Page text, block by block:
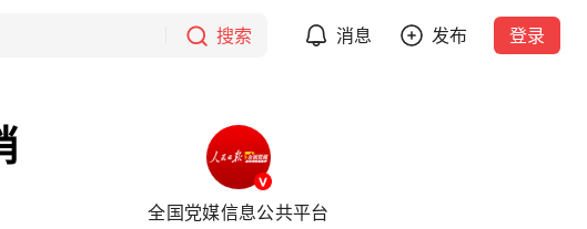
搜索 消息 发布 登录
全国党媒信息公共平台